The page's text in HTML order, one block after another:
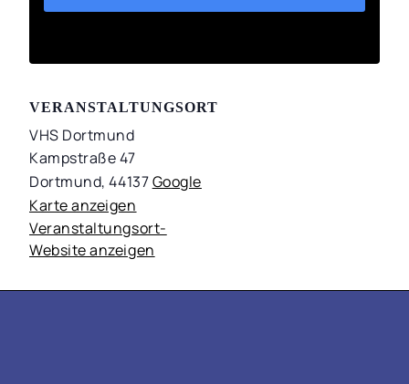
VERANSTALTUNGSORT
VHS Dortmund
Kampstraße 47
Dortmund, 44137Google
Karte anzeigen
Veranstaltungsort-
Website anzeigen